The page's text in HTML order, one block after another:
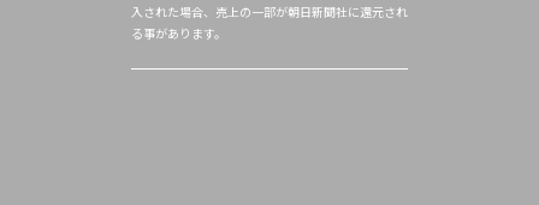
入された場合、売上の一部が朝日新聞社に還元され
る事があります。